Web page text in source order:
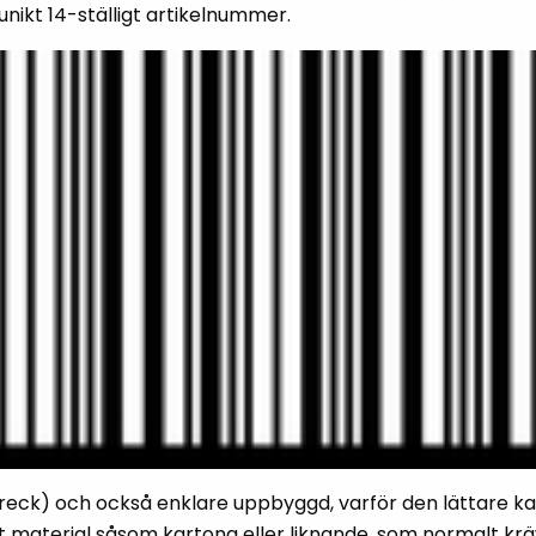
(MDM)
Paketlösningar
Outlet-
14-ställigt artikelnummer.
och också enklare uppbyggd, varför den lättare